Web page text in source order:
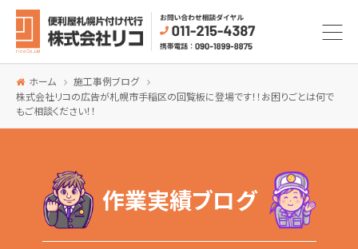
ホーム
施工事例ブログ
株式会社リコの広告が札幌市手稲区の回覧板に登場です！！お困りごとは何で
もご相談ください！！
作業実績ブログ